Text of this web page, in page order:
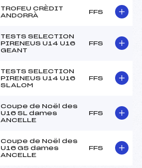
TROFEU CRÈDIT
ANDORRÀ
FFS
TESTS SELECTION
PIRENEUS U14 U16
GEANT
FFS
TESTS SELECTION
PIRENEUS U14 U16
SLALOM
FFS
Coupe de Noël des
U16 SL dames
ANCELLE
FFS
Coupe de Noël des
U16 GS dames
ANCELLE
FFS